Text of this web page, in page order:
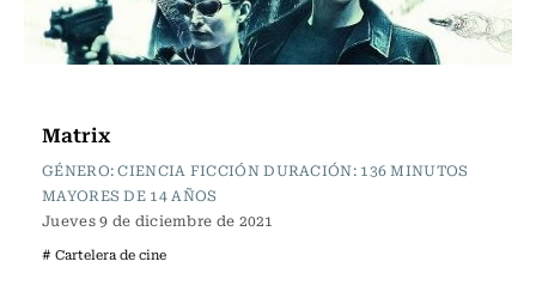
Matrix
GÉNERO: CIENCIA FICCIÓN DURACIÓN: 136 MINUTOS
MAYORES DE 14 AÑOS
Jueves 9 de diciembre de 2021
# Cartelera de cine